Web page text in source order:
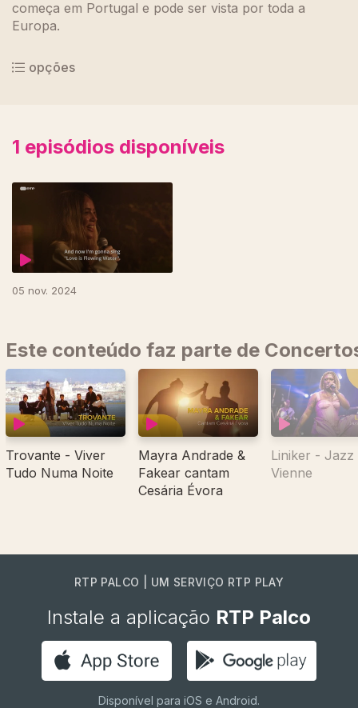
começa em Portugal e pode ser vista por toda a
Europa.
opções
1 episódios disponíveis
05 nov. 2024
806596
Este conteúdo faz parte de
Trovante - Viver
Tudo Numa Noite
Mayra Andrade &
Fakear cantam
Cesária Évora
Liniker - Jazz
Vienne
RTP PALCO | UM SERVIÇO RTP PLAY
Instale a aplicação RTP Palco
Disponível para iOS e Android.